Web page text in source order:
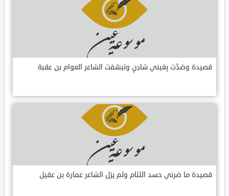
قصيدة وصَدَّت بِعَيني شادِنٍ وتبسّمَت الشاعر العوام بن عقبة
قصيدة ما ضرني حسد اللئام ولم يزل الشاعر عمارة بن عقيل